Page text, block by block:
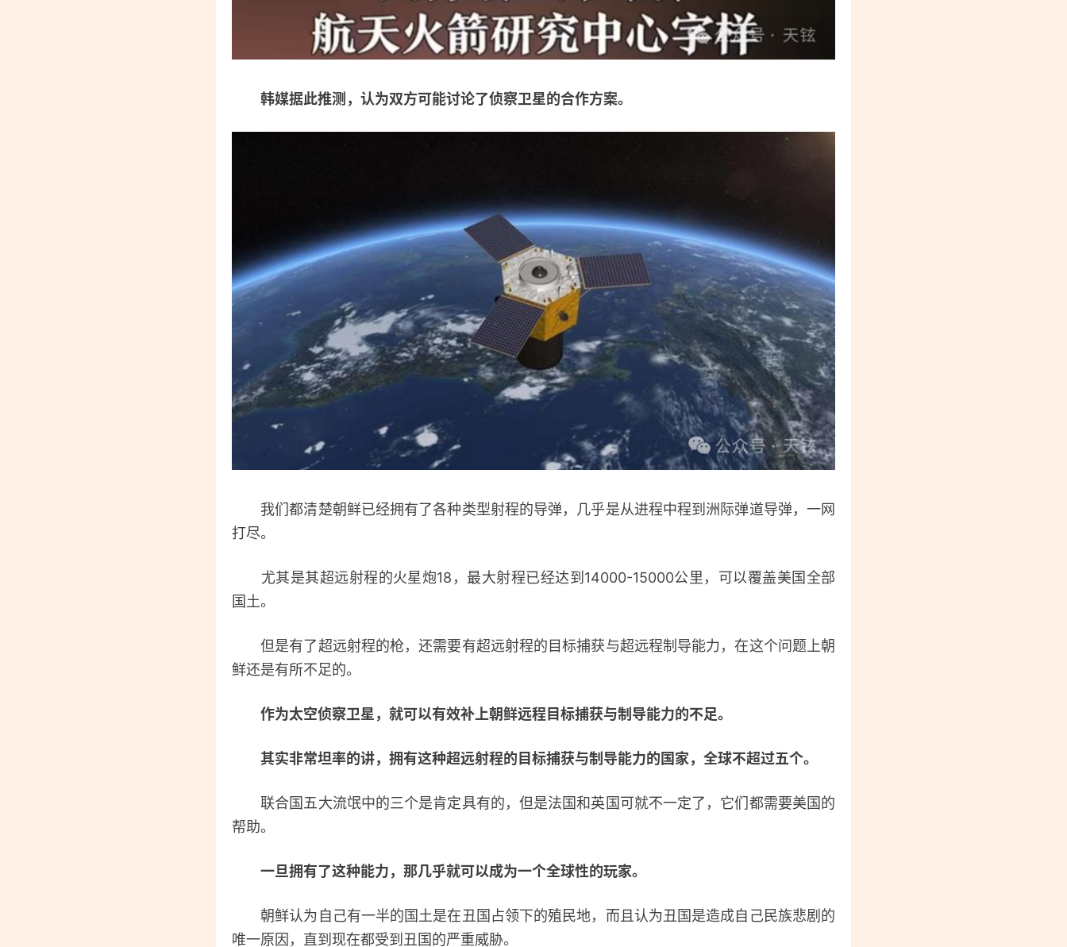
韩媒据此推测，认为双方可能讨论了侦察卫星的合作方案。
我们都清楚朝鲜已经拥有了各种类型射程的导弹，几乎是从进程中程到洲际弹道导弹，一网
打尽。
尤其是其超远射程的火星炮18，最大射程已经达到14000-15000公里，可以覆盖美国全部
国土。
但是有了超远射程的枪，还需要有超远射程的目标捕获与超远程制导能力，在这个问题上朝
鲜还是有所不足的。
作为太空侦察卫星，就可以有效补上朝鲜远程目标捕获与制导能力的不足。
其实非常坦率的讲，拥有这种超远射程的目标捕获与制导能力的国家，全球不超过五个。
联合国五大流氓中的三个是肯定具有的，但是法国和英国可就不一定了，它们都需要美国的
帮助。
一旦拥有了这种能力，那几乎就可以成为一个全球性的玩家。
朝鲜认为自己有一半的国土是在丑国占领下的殖民地，而且认为丑国是造成自己民族悲剧的
唯一原因，直到现在都受到丑国的严重威胁。